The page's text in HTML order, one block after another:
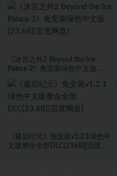
《冰宫之外2 Beyond the Ice
Palace 2》免安装绿色中文版
《最后纪元》免安装v1.2.1绿色中
文版整合全部DLC[23.6B][百度网